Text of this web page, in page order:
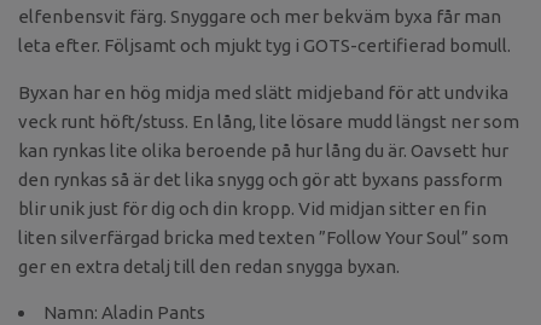
elfenbensvit färg. Snyggare och mer bekväm byxa får man
leta efter. Följsamt och mjukt tyg i GOTS-certifierad bomull.
Byxan har en hög midja med slätt midjeband för att undvika
veck runt höft/stuss. En lång, lite lösare mudd längst ner som
kan rynkas lite olika beroende på hur lång du är. Oavsett hur
den rynkas så är det lika snygg och gör att byxans passform
blir unik just för dig och din kropp. Vid midjan sitter en fin
liten silverfärgad bricka med texten ”Follow Your Soul” som
ger en extra detalj till den redan snygga byxan.
Namn: Aladin Pants